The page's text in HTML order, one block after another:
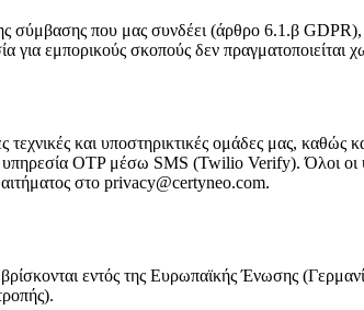
σύμβασης που μας συνδέει (άρθρο 6.1.β
εμπορικούς σκοπούς δεν πραγματοποιείται
και υποστηρικτικές ομάδες μας,
OTP μέσω SMS (Twilio Verify). Όλοι οι
στο privacy@certyneo.com.
εντός της Ευρωπαϊκής Ένωσης